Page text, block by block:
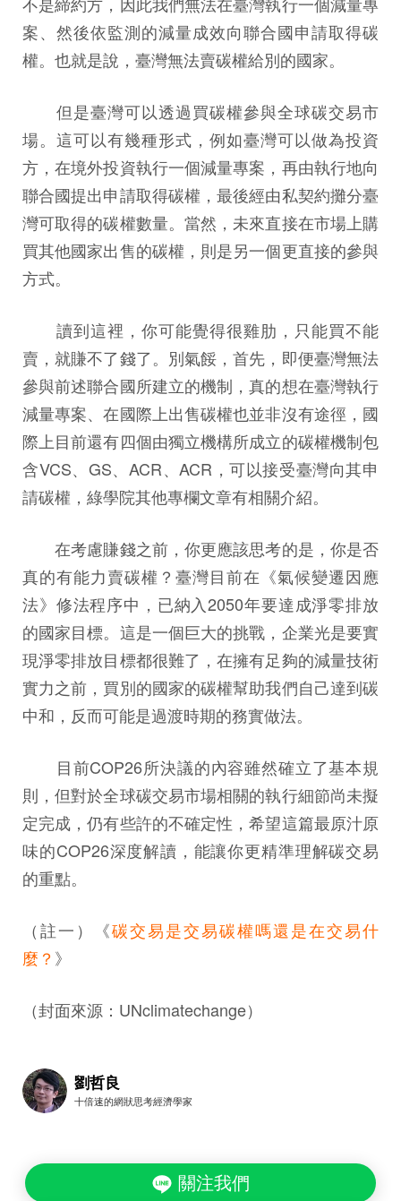
案、然後依監測的減量成效向聯合國申請取得碳
權。也就是說，臺灣無法賣碳權給別的國家。
但是臺灣可以透過買碳權參與全球碳交易市
場。這可以有幾種形式，例如臺灣可以做為投資
方，在境外投資執行一個減量專案，再由執行地向
聯合國提出申請取得碳權，最後經由私契約攤分臺
灣可取得的碳權數量。當然，未來直接在市場上購
買其他國家出售的碳權，則是另一個更直接的參與
方式。
讀到這裡，你可能覺得很雞肋，只能買不能
賣，就賺不了錢了。別氣餒，首先，即便臺灣無法
參與前述聯合國所建立的機制，真的想在臺灣執行
減量專案、在國際上出售碳權也並非沒有途徑，國
際上目前還有四個由獨立機構所成立的碳權機制包
含VCS、GS、ACR、ACR，可以接受臺灣向其申
請碳權，綠學院其他專欄文章有相關介紹。
在考慮賺錢之前，你更應該思考的是，你是否
真的有能力賣碳權？臺灣目前在《氣候變遷因應
法》修法程序中，已納入2050年要達成淨零排放
的國家目標。這是一個巨大的挑戰，企業光是要實
現淨零排放目標都很難了，在擁有足夠的減量技術
實力之前，買別的國家的碳權幫助我們自己達到碳
中和，反而可能是過渡時期的務實做法。
目前COP26所決議的內容雖然確立了基本規
則，但對於全球碳交易市場相關的執行細節尚未擬
定完成，仍有些許的不確定性，希望這篇最原汁原
味的COP26深度解讀，能讓你更精準理解碳交易
的重點。
（註一）《碳交易是交易碳權嗎還是在交易什
麼？ 》
（封面來源：UNclimatechange）
劉哲良
十倍速的網狀思考經濟學家
關注我們